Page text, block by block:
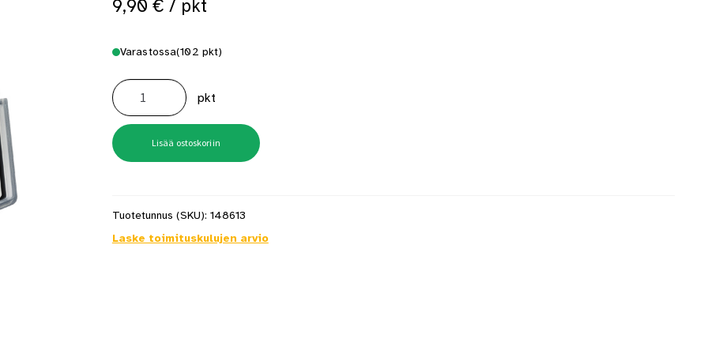
saat saunan puupinnat taas siisteiksi
9,90 € / pkt
Varastossa(102 pkt)
Väänninkärkisarja
32
Osaa
määrä
pkt
Lisää ostoskoriin
Tuotetunnus (SKU): 148613
Laske toimituskulujen arvio